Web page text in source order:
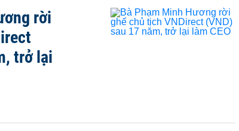
rời
trở lại